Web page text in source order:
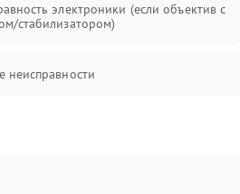
электроники (если объектив с
стабилизатором)
неисправности